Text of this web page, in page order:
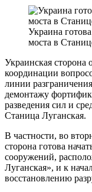
Украина
моста в
Украинская сторона
координации
линии
демонтажу
разведения сил и
Станица Луганская.
В частности, во
сторона готова
сооружений,
Луганская», и к
восстановлению